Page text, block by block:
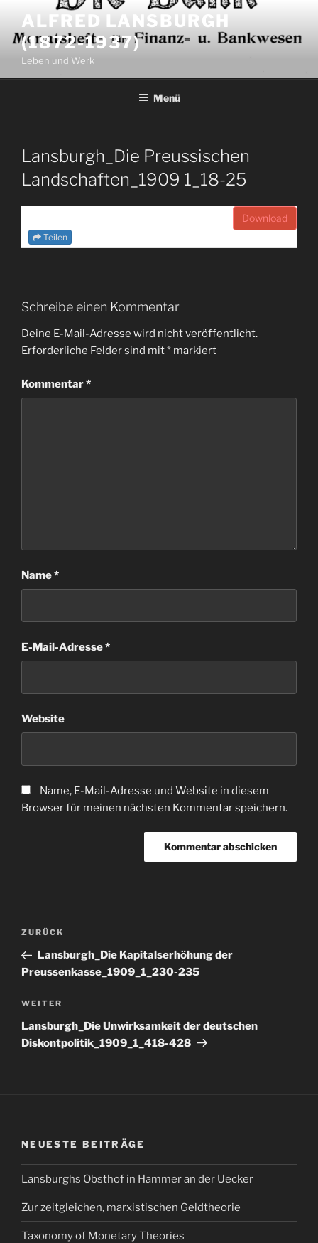
Inhalt
springen
ALFRED LANSBURGH
(1872-1937)
Leben und Werk
Menü
Lansburgh_Die Preussischen
Landschaften_1909 1_18-25
Download
Teilen
Schreibe einen Kommentar
Deine E-Mail-Adresse wird nicht veröffentlicht.
Erforderliche Felder sind mit* markiert
Kommentar*
Name*
E-Mail-Adresse*
Website
Name, E-Mail-Adresse und Website in diesem
Browser für meinen nächsten Kommentar speichern.
Beitragsnavigation
Vorheriger
Beitrag
ZURÜCK
Lansburgh_Die Kapitalserhöhung der
Preussenkasse_1909_1_230-235
Nächster
Beitrag
WEITER
Lansburgh_Die Unwirksamkeit der deutschen
Diskontpolitik_1909_1_418-428
NEUESTE BEITRÄGE
Lansburghs Obsthof in Hammer an der Uecker
Zur zeitgleichen, marxistischen Geldtheorie
Taxonomy of Monetary Theories